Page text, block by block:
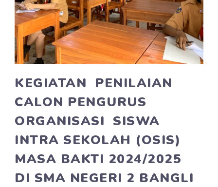
KEGIATAN PENILAIAN
CALON PENGURUS
ORGANISASI SISWA
INTRA SEKOLAH (OSIS)
MASA BAKTI 2024/2025
DI SMA NEGERI 2 BANGLI